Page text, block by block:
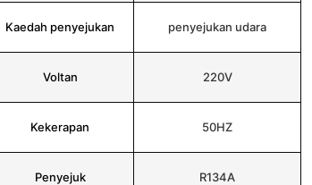
Kaedah penyejukan penyejukan udara
Voltan 220V
Kekerapan 50HZ
Penyejuk R134A